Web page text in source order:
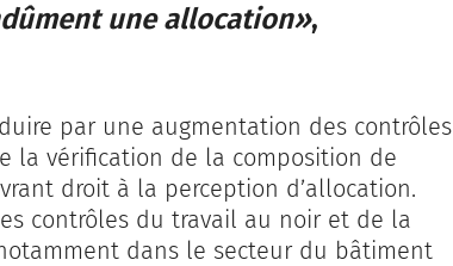
une allocation»,
par une augmentation des contrôles
la vérification de la composition de
droit à la perception d’allocation.
contrôles du travail au noir et de la
dans le secteur du bâtiment